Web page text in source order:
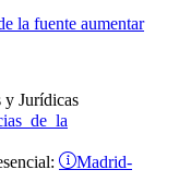
la fuente aumentar
y Jurídicas
de la
Madrid-